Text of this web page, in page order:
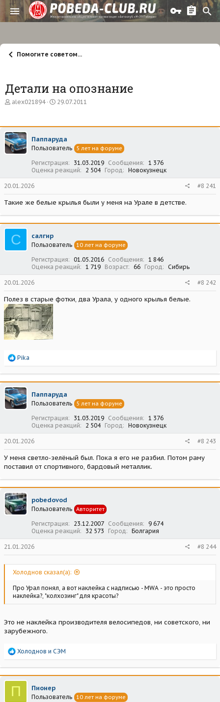
Помогите советом...
Детали на опознание
А
о
р
т
е
alex021894
Д
а
а
ч
л
а
29.07.2011
Паппаруда
Пользователь 5 лет на форуме
Регистрация 31.03.2019 Сообщения
1 376
Оценка реакций
2 504 Город Новокузнецк
20.01.2026 #8 241
Такие же белые крылья были у меня на Урале в детстве.
С салгир
Пользователь 10 лет на форуме
Регистрация 01.05.2016 Сообщения
1 846
Оценка реакций
1 719 Возраст 66 Город Сибирь
20.01.2026 #8 242
Полез в старые фотки, два Урала, у одного крылья белые.
Р
а
к
ц
и
и
Pika
Паппаруда
Пользователь 5 лет на форуме
Регистрация 31.03.2019 Сообщения
1 376
Оценка реакций
2 504 Город Новокузнецк
20.01.2026 #8 243
У меня светло-зелёный был. Пока я его не разбил. Потом раму
поставил от спортивного, бардовый металлик.
pobedovod
Пользователь Авторитет
Регистрация 23.12.2007 Сообщения
9 674
Оценка реакций
32 573 Город Болгария
21.01.2026 #8 244
Холоднов сказал(а):
Про Урал понял, а вот наклейка с надписью - МWA - это просто
наклейка?, "колхозинг" для красоты?
Это не наклейка производителя велосипедов, ни советского, ни
зарубежного.
Р
а
к
ц
и
и
Холоднов и СЭМ
П Пионер
Пользователь 10 лет на форуме